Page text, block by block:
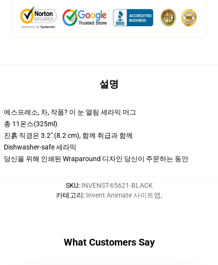
설명
에스프레소, 차, 작품? 이 눈 열림 세라믹 머그
총 11온스(325ml)
진흙 직경은 3.2" (8.2 cm), 함께 취급과 함께
Dishwasher-safe 세라믹
당신을 위해 인쇄된 Wraparound 디자인 당신이 주문하는 동안
SKU: INVENST-65621-BLACK
카테고리: Invent Animate 사이트맵,
What Customers Say